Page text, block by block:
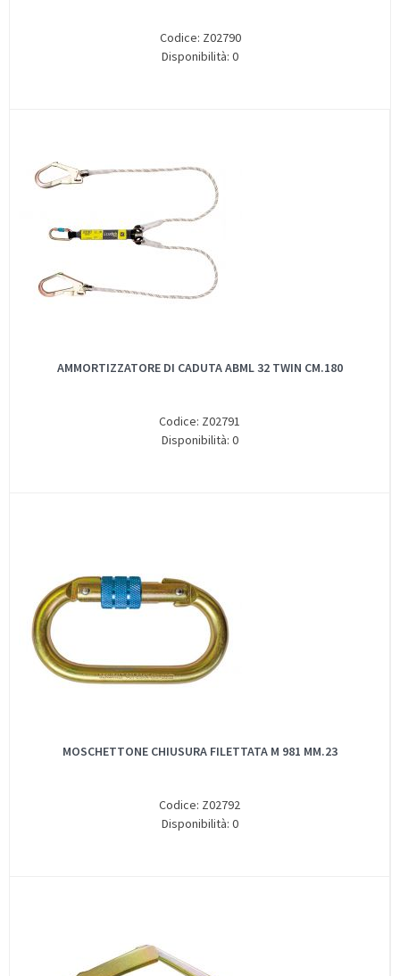
Codice: Z02790
Disponibilità: 0
AMMORTIZZATORE DI CADUTA ABML 32 TWIN CM.180
Codice: Z02791
Disponibilità: 0
MOSCHETTONE CHIUSURA FILETTATA M 981 MM.23
Codice: Z02792
Disponibilità: 0